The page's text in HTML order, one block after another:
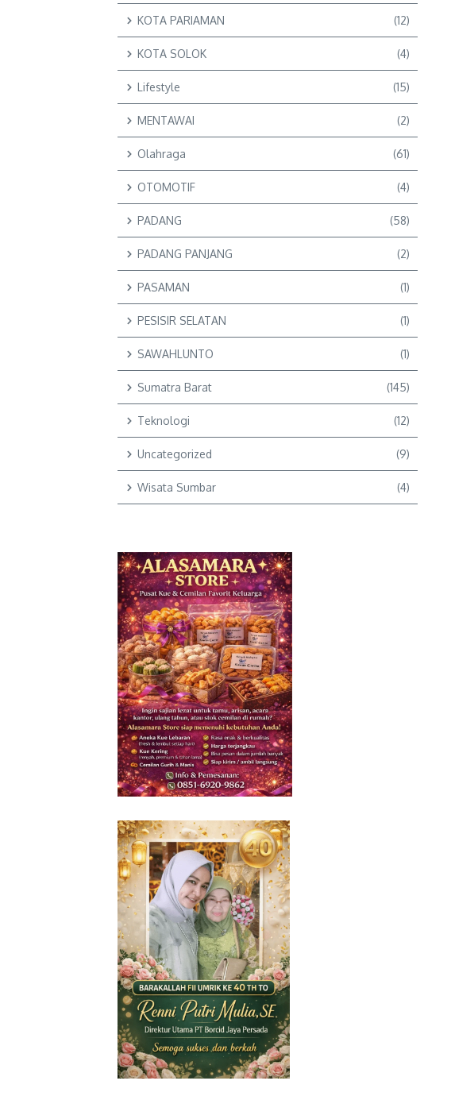
KOTA PARIAMAN (12)
KOTA SOLOK (4)
Lifestyle (15)
MENTAWAI (2)
Olahraga (61)
OTOMOTIF (4)
PADANG (58)
PADANG PANJANG (2)
PASAMAN (1)
PESISIR SELATAN (1)
SAWAHLUNTO (1)
Sumatra Barat (145)
Teknologi (12)
Uncategorized (9)
Wisata Sumbar (4)